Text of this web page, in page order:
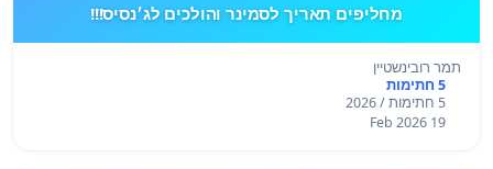
מחליפים תאריך לסמינר והולכים לג׳נסיס!!!
תמר רובינשטיין
5 חתימות
5 חתימות / 2026
19 Feb 2026